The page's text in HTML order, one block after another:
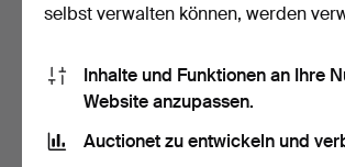
selbst verwalten können, werden
Inhalte und Funktionen an Ihre
Website anzupassen.
Auctionet zu entwickeln und